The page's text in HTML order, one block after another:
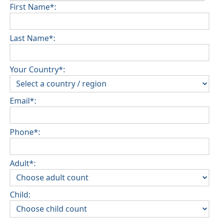
First Name*:
Last Name*:
Your Country*:
Email*:
Phone*:
Adult*:
Child: